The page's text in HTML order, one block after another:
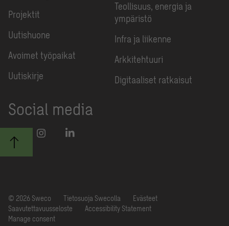
Projektit
Uutishuone
Avoimet työpaikat
Uutiskirje
Teollisuus, energia ja
ympäristö
Infra ja liikenne
Arkkitehtuuri
Digitaaliset ratkaisut
Social media
© 2026 Sweco Tietosuoja Swecolla
Evästeet
Saavutettavuusseloste
Accessibility Statement
Manage consent